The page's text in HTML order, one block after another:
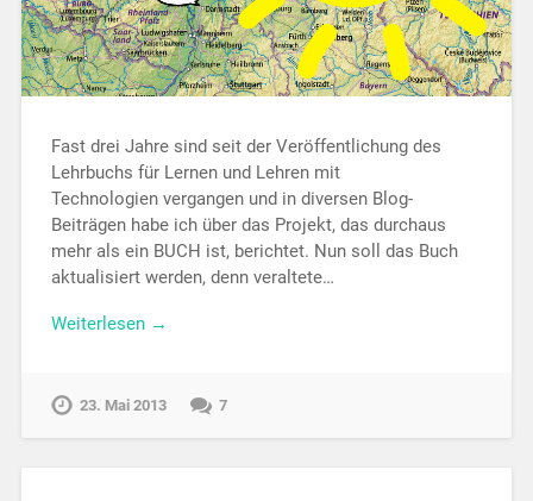
Fast drei Jahre sind seit der Veröffentlichung des
Lehrbuchs für Lernen und Lehren mit
Technologien vergangen und in diversen Blog-
Beiträgen habe ich über das Projekt, das durchaus
mehr als ein BUCH ist, berichtet. Nun soll das Buch
aktualisiert werden, denn veraltete…
Weiterlesen →
23. Mai 2013 7